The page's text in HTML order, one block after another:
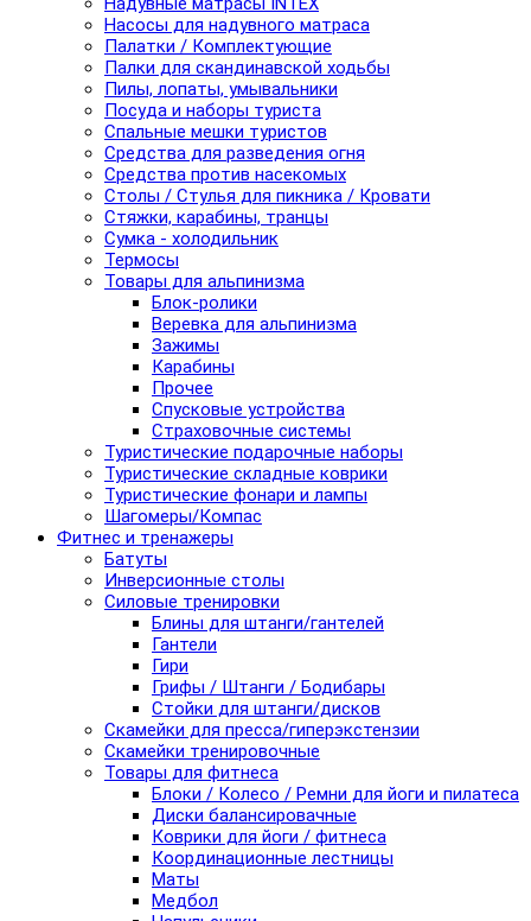
Насосы для надувного матраса
Палатки / Комплектующие
Палки для скандинавской ходьбы
Пилы, лопаты, умывальники
Посуда и наборы туриста
Спальные мешки туристов
Средства для разведения огня
Средства против насекомых
Столы / Стулья для пикника / Кровати
Стяжки, карабины, транцы
Сумка - холодильник
Термосы
Товары для альпинизма
Блок-ролики
Веревка для альпинизма
Зажимы
Карабины
Прочее
Спусковые устройства
Страховочные системы
Туристические подарочные наборы
Туристические складные коврики
Туристические фонари и лампы
Шагомеры/Компас
Фитнес и тренажеры
Батуты
Инверсионные столы
Силовые тренировки
Блины для штанги/гантелей
Гантели
Гири
Грифы / Штанги / Бодибары
Стойки для штанги/дисков
Скамейки для пресса/гиперэкстензии
Скамейки тренировочные
Товары для фитнеса
Блоки / Колесо / Ремни для йоги и пилатеса
Диски балансировачные
Коврики для йоги / фитнеса
Координационные лестницы
Маты
Медбол